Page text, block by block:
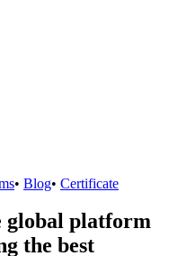
• Blog• Certificate
global platform
the best